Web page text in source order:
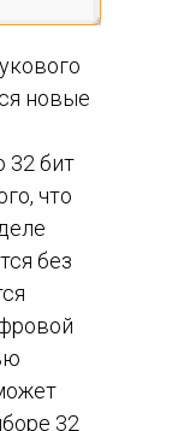
новые
32 бит
что
без
32